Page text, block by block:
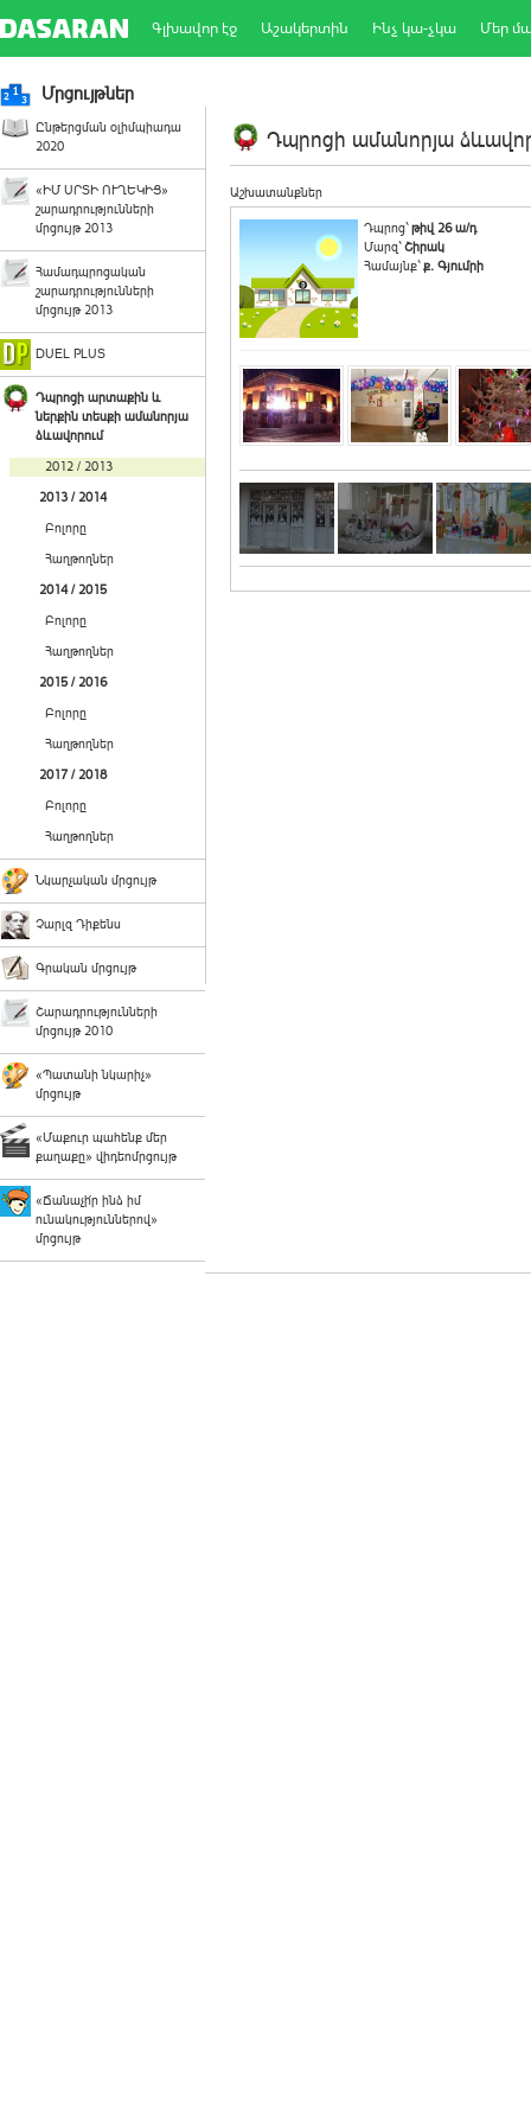
Գլխավոր էջ Աշակերտին Ինչ կա-չկա Մեր
Մրցույթներ
Ընթերցման օլիմպիադա
2020
«ԻՄ ՍՐՏԻ ՈՒՂԵԿԻՑ»
շարադրությունների
մրցույթ 2013
Համադպրոցական
շարադրությունների
մրցույթ 2013
DUEL PLUS
Դպրոցի արտաքին և
ներքին տեսքի ամանորյա
ձևավորում
2012 / 2013
2013 / 2014
Բոլորը
Հաղթողներ
2014 / 2015
Բոլորը
Հաղթողներ
2015 / 2016
Բոլորը
Հաղթողներ
2017 / 2018
Բոլորը
Հաղթողներ
Նկարչական մրցույթ
Չարլզ Դիքենս
Գրական մրցույթ
Շարադրությունների
մրցույթ 2010
«Պատանի նկարիչ»
մրցույթ
«Մաքուր պահենք մեր
քաղաքը» վիդեոմրցույթ
«Ճանաչի՛ր ինձ իմ
ունակություններով»
մրցույթ
Դպրոցի ամանորյա
Աշխատանքներ
Դպրոց`թիվ 26 ա/դ
Մարզ`Շիրակ
Համայնք`ք. Գյումրի